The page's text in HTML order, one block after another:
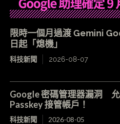
限時一個月過渡 Gemini
日起「熄機」
科技新聞 2026-08-07
Google 密碼管理器漏洞
Passkey 接管帳戶！
科技新聞 2026-08-05